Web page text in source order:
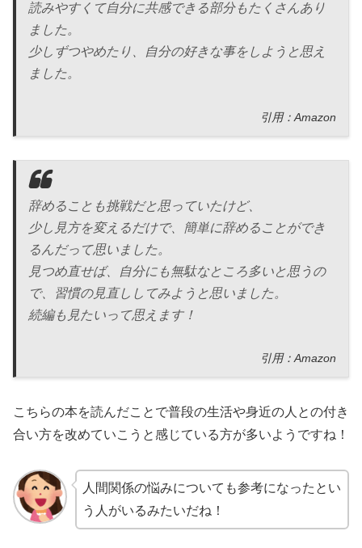
読みやすくて自分に共感できる部分もたくさんあり
ました。
少しずつやめたり、自分の好きな事をしようと思え
ました。
引用：Amazon
辞めることも挑戦だと思っていたけど、
少し見方を変えるだけで、簡単に辞めることができ
るんだって思いました。
見つめ直せば、自分にも無駄なところ多いと思うの
で、習慣の見直ししてみようと思いました。
続編も見たいって思えます！
引用：Amazon
こちらの本を読んだことで普段の生活や身近の人との付き
合い方を改めていこうと感じている方が多いようですね！
人間関係の悩みについても参考になったとい
う人がいるみたいだね！